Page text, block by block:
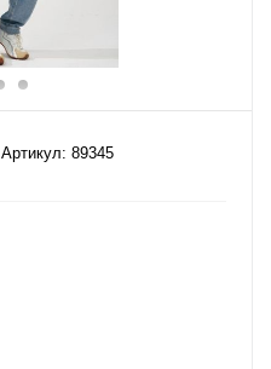
Артикул: 89345